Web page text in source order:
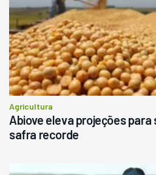
Agricultura
Abiove eleva projeções para
safra recorde